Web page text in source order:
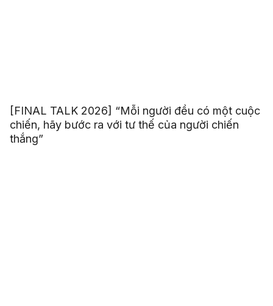
[FINAL TALK 2026] “Mỗi người đều có một cuộc
chiến, hãy bước ra với tư thế của người chiến
thắng”